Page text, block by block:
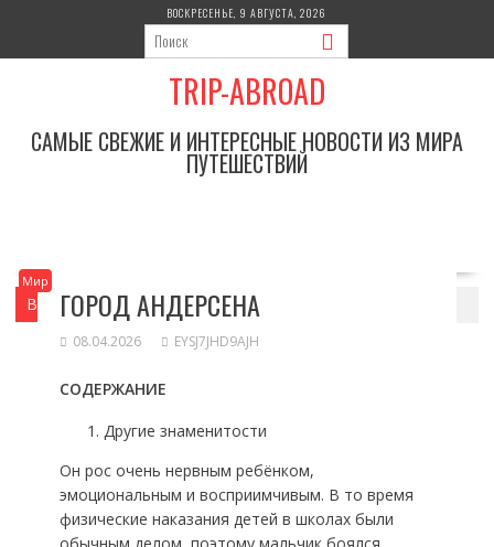
содержимому
ВОСКРЕСЕНЬЕ, 9 АВГУСТА, 2026
TRIP-ABROAD
САМЫЕ СВЕЖИЕ И ИНТЕРЕСНЫЕ НОВОСТИ ИЗ МИРА
ПУТЕШЕСТВИЙ
Вы здесь Главная Мир
Мир
ГОРОД АНДЕРСЕНА
08.04.2026 EYSJ7JHD9AJH
СОДЕРЖАНИЕ
Другие знаменитости
Он рос очень нервным ребёнком,
эмоциональным и восприимчивым. В то время
физические наказания детей в школах были